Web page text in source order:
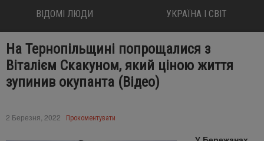
ВІДОМІ ЛЮДИ УКРАЇНА І СВІТ
На Тернопільщині попрощалися з
Віталієм Скакуном, який ціною життя
зупинив окупанта (Відео)
2 Березня, 2022 Прокоментувати